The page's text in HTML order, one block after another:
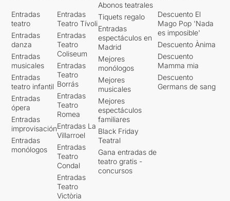
Entradas
teatro
Entradas
danza
Entradas
musicales
Entradas
teatro infantil
Entradas
ópera
Entradas
improvisación
Entradas
monólogos
Entradas
Teatro Tívoli
Entradas
Teatro
Coliseum
Entradas
Teatro
Borrás
Entradas
Teatro
Romea
Entradas La
Villarroel
Entradas
Teatro
Condal
Entradas
Teatro
Victòria
Abonos teatrales
Tiquets regalo
Entradas
espectáculos en
Madrid
Mejores
monólogos
Mejores
musicales
Mejores
espectáculos
familiares
Black Friday
Teatral
Gana entradas de
teatro gratis -
concursos
Descuento El
Mago Pop 'Nada
es imposible'
Descuento Ànima
Descuento
Mamma mia
Descuento
Germans de sang